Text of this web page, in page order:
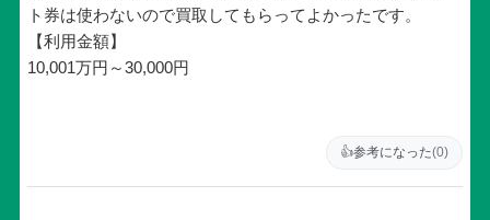
ト券は使わないので買取してもらってよかったです。
【利用金額】
10,001万円～30,000円
👍参考になった(0)